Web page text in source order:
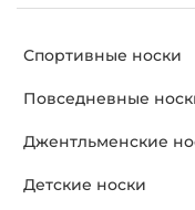
Спортивные носки
Повседневные
Джентльменские
Детские носки